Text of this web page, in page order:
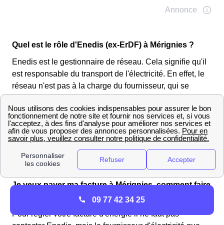
Quel est le rôle d'Enedis (ex-ErDF) à Mérignies ?
Enedis est le gestionnaire de réseau. Cela signifie qu'il
est responsable du transport de l'électricité. En effet, le
réseau n'est pas à la charge du fournisseur, qui se
s'occupe de tout ce qui touche aux compteurs :
raccordement au réseau, mise en service, changement
de compteur, changement de nom, relevé, etc.
Les Mérignisiens et leur consommation
énergétiques
Je veux payer ma facture à Mérignies, comment faire
Pour régler votre facture d'énergie il ne faut pas
09 77 42 34 25